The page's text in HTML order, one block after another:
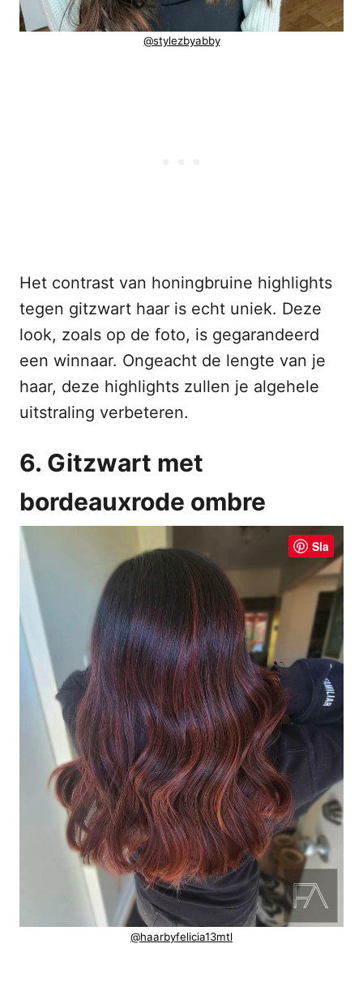
@stylezbyabby
Het contrast van honingbruine highlights
tegen gitzwart haar is echt uniek. Deze
look, zoals op de foto, is gegarandeerd
een winnaar. Ongeacht de lengte van je
haar, deze highlights zullen je algehele
uitstraling verbeteren.
6. Gitzwart met
bordeauxrode ombre
Sla
@haarbyfelicia13mtl